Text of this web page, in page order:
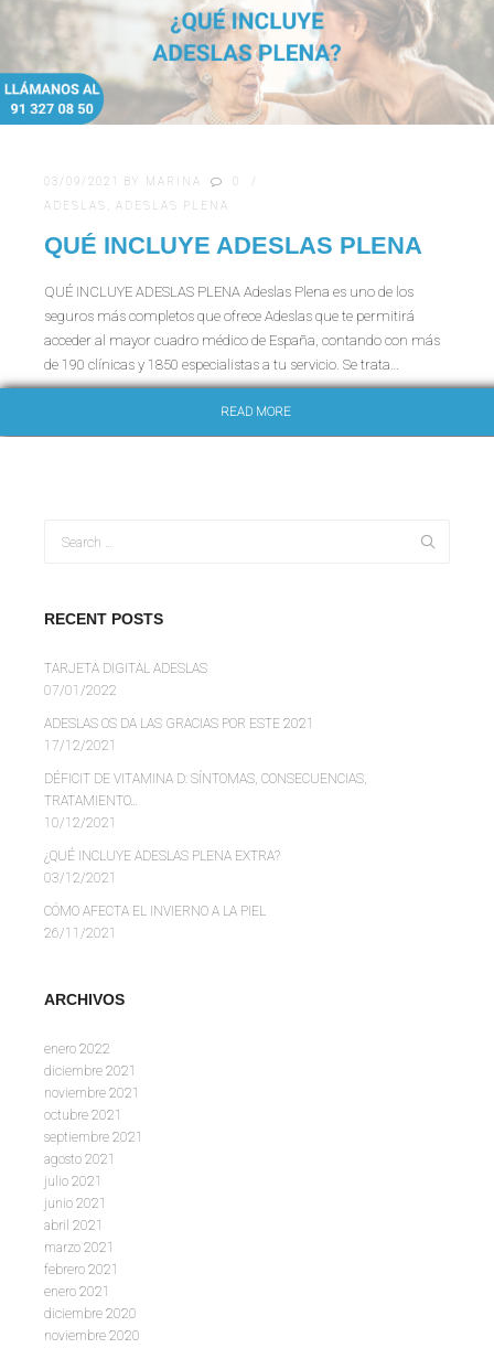
03/09/2021 BY MARINA
0
ADESLAS
ADESLAS PLENA
QUÉ INCLUYE ADESLAS PLENA
QUÉ INCLUYE ADESLAS PLENA Adeslas Plena es uno de los
seguros más completos que ofrece Adeslas que te permitirá
acceder al mayor cuadro médico de España, contando con más
de 190 clínicas y 1850 especialistas a tu servicio. Se trata…
READ MORE
RECENT POSTS
TARJETA DIGITAL ADESLAS
07/01/2022
ADESLAS OS DA LAS GRACIAS POR ESTE 2021
17/12/2021
DÉFICIT DE VITAMINA D: SÍNTOMAS, CONSECUENCIAS,
TRATAMIENTO…
10/12/2021
¿QUÉ INCLUYE ADESLAS PLENA EXTRA?
03/12/2021
CÓMO AFECTA EL INVIERNO A LA PIEL
26/11/2021
ARCHIVOS
enero 2022
diciembre 2021
noviembre 2021
octubre 2021
septiembre 2021
agosto 2021
julio 2021
junio 2021
abril 2021
marzo 2021
febrero 2021
enero 2021
diciembre 2020
noviembre 2020